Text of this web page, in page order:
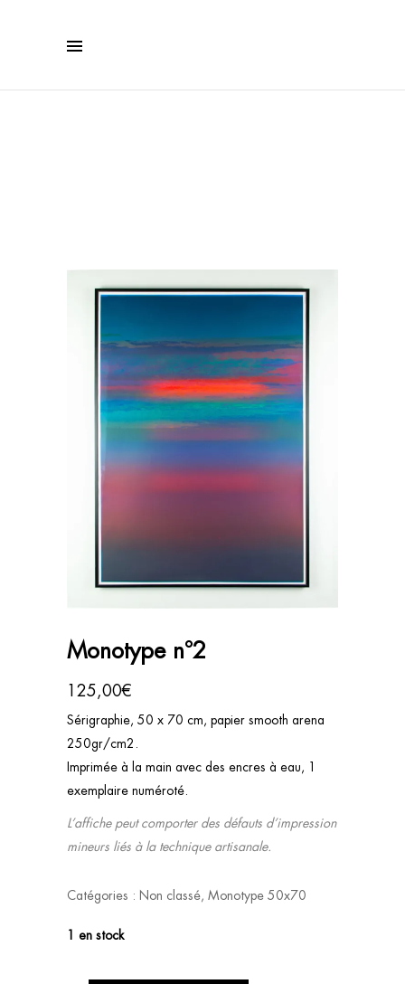
Monotype n°2
125,00€
Sérigraphie, 50 x 70 cm, papier smooth arena
250gr/cm2.
Imprimée à la main avec des encres à eau, 1
exemplaire numéroté.
L’affiche peut comporter des défauts d’impression
mineurs liés à la technique artisanale.
Catégories : Non classé, Monotype 50x70
1 en stock